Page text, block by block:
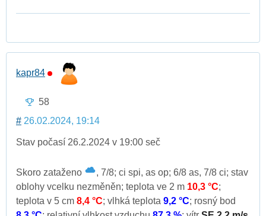
kapr84
58
# 26.02.2024, 19:14
Stav počasí 26.2.2024 v 19:00 seč
Skoro zataženo
, 7/8; ci spi, as op; 6/8 as, 7/8 ci; stav
oblohy vcelku nezměněn; teplota ve 2 m 10,3 °C;
teplota v 5 cm 8,4 °C; vlhká teplota 9,2 °C; rosný bod